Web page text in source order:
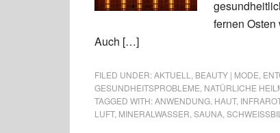
fernen
Auch […]
FILED UNDER:AKTUELL BEAUTY | MODE
GESUNDHEITSPROBLEME NATÜRLICHE
TAGGED WITH:ANWENDUNG HAUT,
LUFT, MINERALWASSER SAUNA